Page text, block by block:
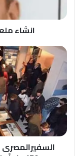
انشاء
السفيرالمصرى
ينظم
حوار
بمناسبة
ذكرى
مرور
عاماً